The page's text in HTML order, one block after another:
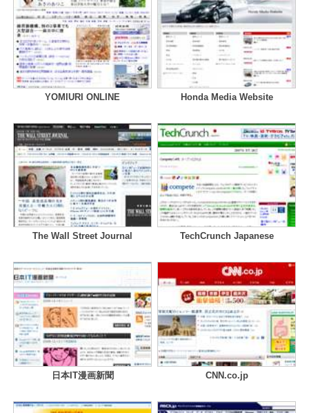
YOMIURI ONLINE Honda Media Website
The Wall Street Journal TechCrunch Japanese
日本IT漫画新聞 CNN.co.jp